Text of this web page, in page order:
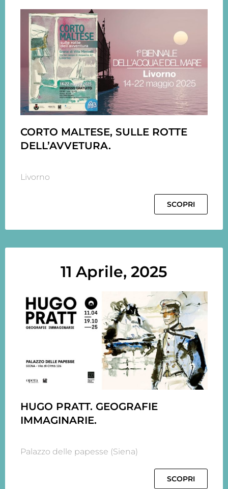
CORTO MALTESE, SULLE ROTTE
DELL’AVVETURA.
Livorno
SCOPRI
11 Aprile, 2025
HUGO PRATT. GEOGRAFIE
IMMAGINARIE.
Palazzo delle papesse (Siena)
SCOPRI